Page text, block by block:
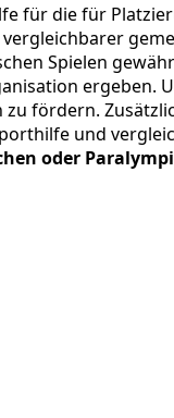
für die für
Spielen
ergeben.
fördern.
und
oder